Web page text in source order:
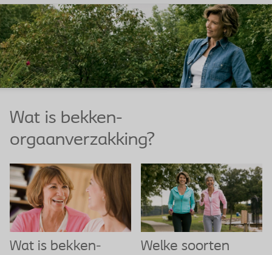
Wat is bekken-
orgaanverzakking?
Wat is bekken-
Welke soorten